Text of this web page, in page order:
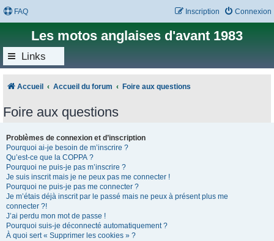
FAQ Connexion
Inscription
Les motos anglaises d'avant 1983
Links
Accueil Accueil du forum Foire aux questions
Foire aux questions
Problèmes de connexion et d’inscription
Pourquoi ai-je besoin de m’inscrire ?
Qu’est-ce que la COPPA ?
Pourquoi ne puis-je pas m’inscrire ?
Je suis inscrit mais je ne peux pas me connecter !
Pourquoi ne puis-je pas me connecter ?
Je m’étais déjà inscrit par le passé mais ne peux à présent plus me
connecter ?!
J’ai perdu mon mot de passe !
Pourquoi suis-je déconnecté automatiquement ?
À quoi sert « Supprimer les cookies » ?